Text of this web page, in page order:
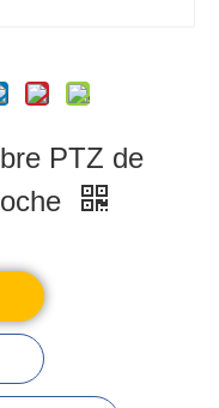
PTZ de